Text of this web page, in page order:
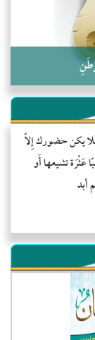
يكن حضورك إِلاّ
تشيعها أَو
أبد